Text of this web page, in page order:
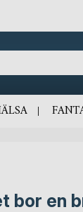
bor en